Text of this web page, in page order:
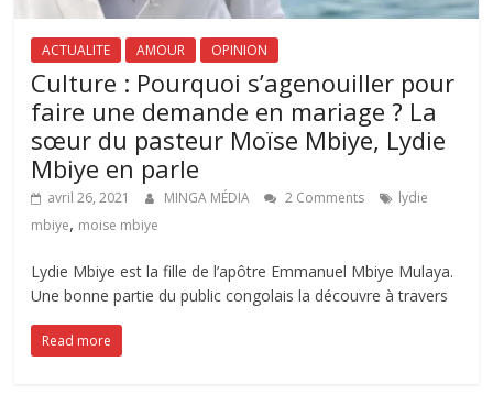
ACTUALITE AMOUR OPINION
Culture : Pourquoi s’agenouiller pour
faire une demande en mariage ? La
sœur du pasteur Moïse Mbiye, Lydie
Mbiye en parle
avril 26, 2021 MINGA MÉDIA 2 Comments
lydie
mbiye, moise mbiye
Lydie Mbiye est la fille de l’apôtre Emmanuel Mbiye Mulaya.
Une bonne partie du public congolais la découvre à travers
Read more